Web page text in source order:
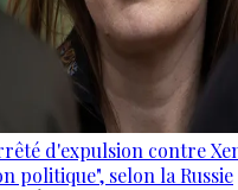
d'expulsion contre
politique", selon la Russie